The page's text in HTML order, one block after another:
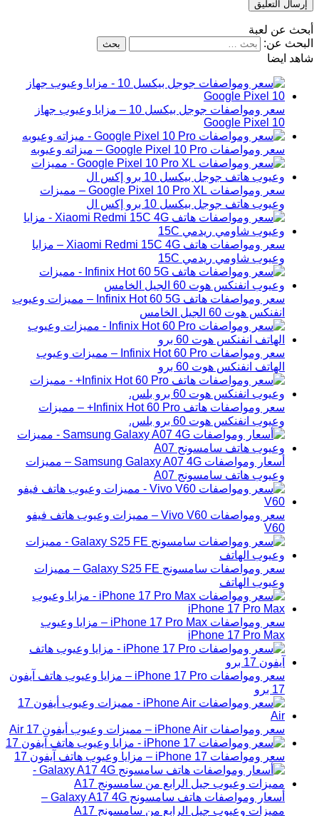
أبحث عن لعبة
البحث عن:
شاهد ايضا
سعر ومواصفات جوجل بيكسل 10 – مزايا وعيوب جهاز
Google Pixel 10
سعر ومواصفات Google Pixel 10 Pro – ميزاته وعيوبه
سعر ومواصفات Google Pixel 10 Pro XL – مميزات
وعيوب هاتف جوجل بيكسل 10 برو إكس ال
سعر ومواصفات هاتف Xiaomi Redmi 15C 4G – مزايا
وعيوب شاومي ريدمي 15C
سعر ومواصفات هاتف Infinix Hot 60 5G – مميزات وعيوب
انفنكس هوت 60 الجيل الخامس
سعر ومواصفات Infinix Hot 60 Pro – مميزات وعيوب
الهاتف انفنكس هوت 60 برو
سعر ومواصفات هاتف Infinix Hot 60 Pro+ – مميزات
وعيوب انفنكس هوت 60 برو بلس.
أسعار ومواصفات Samsung Galaxy A07 4G – مميزات
وعيوب هاتف سامسونج A07
سعر ومواصفات Vivo V60 – مميزات وعيوب هاتف فيفو
V60
سعر ومواصفات سامسونج Galaxy S25 FE – مميزات
وعيوب الهاتف
سعر ومواصفات iPhone 17 Pro Max – مزايا وعيوب
iPhone 17 Pro Max
سعر ومواصفات iPhone 17 Pro – مزايا وعيوب هاتف آيفون
17 برو
سعر ومواصفات iPhone Air – مميزات وعيوب أيفون 17 Air
سعر ومواصفات iPhone 17 – مزايا وعيوب هاتف آيفون 17
أسعار ومواصفات هاتف سامسونج Galaxy A17 4G –
مميزات وعيوب جيل الرابع من سامسونج A17